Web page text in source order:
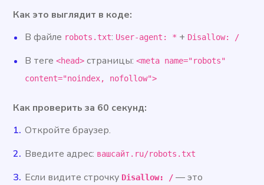
Как это выглядит в коде:
В файле robots.txt: User-agent: * + Disallow: /
В теге<head> страницы:<meta name="robots"
content="noindex, nofollow">
Как проверить за 60 секунд:
Откройте браузер.
Введите адрес: вашсайт.ru/robots.txt
Если видите строчку Disallow: / — это